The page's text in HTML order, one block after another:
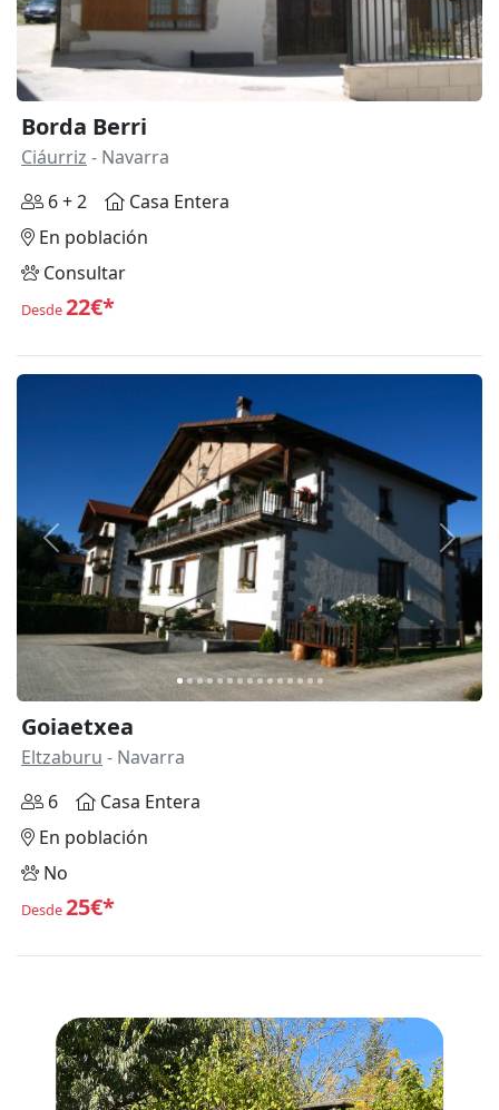
Borda Berri
Ciáurriz - Navarra
6 + 2
Casa Entera
En población
Consultar
Desde22€*
Anterior
Goiaetxea
Eltzaburu - Navarra
6
Casa Entera
En población
No
Desde25€*